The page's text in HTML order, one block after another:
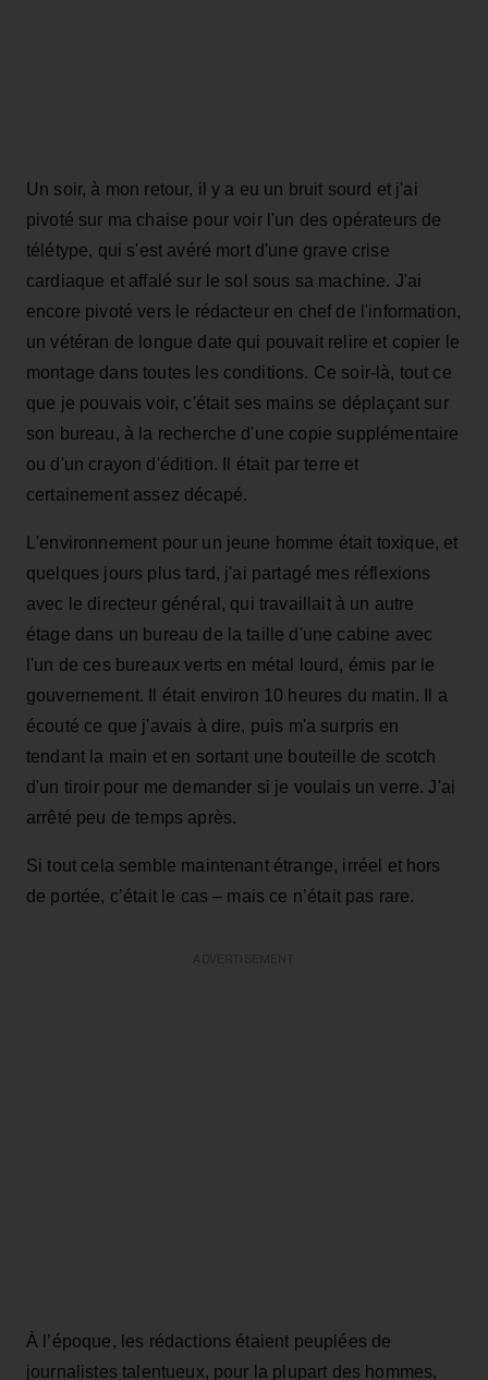
Un soir, à mon retour, il y a eu un bruit sourd et j'ai
pivoté sur ma chaise pour voir l'un des opérateurs de
télétype, qui s'est avéré mort d'une grave crise
cardiaque et affalé sur le sol sous sa machine. J'ai
encore pivoté vers le rédacteur en chef de l'information,
un vétéran de longue date qui pouvait relire et copier le
montage dans toutes les conditions. Ce soir-là, tout ce
que je pouvais voir, c'était ses mains se déplaçant sur
son bureau, à la recherche d'une copie supplémentaire
ou d'un crayon d'édition. Il était par terre et
certainement assez décapé.
L'environnement pour un jeune homme était toxique, et
quelques jours plus tard, j'ai partagé mes réflexions
avec le directeur général, qui travaillait à un autre
étage dans un bureau de la taille d'une cabine avec
l'un de ces bureaux verts en métal lourd, émis par le
gouvernement. Il était environ 10 heures du matin. Il a
écouté ce que j'avais à dire, puis m'a surpris en
tendant la main et en sortant une bouteille de scotch
d'un tiroir pour me demander si je voulais un verre. J'ai
arrêté peu de temps après.
Si tout cela semble maintenant étrange, irréel et hors
de portée, c’était le cas – mais ce n’était pas rare.
À l’époque, les rédactions étaient peuplées de
journalistes talentueux, pour la plupart des hommes,